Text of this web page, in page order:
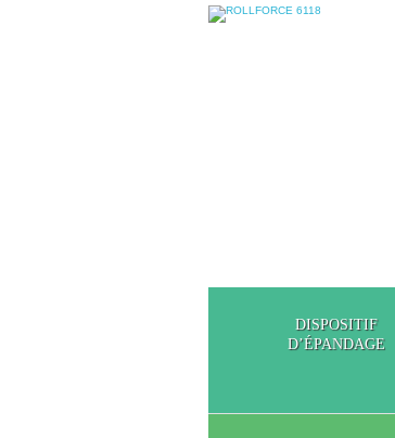
DISPOSITIF
D’ÉPANDAGE